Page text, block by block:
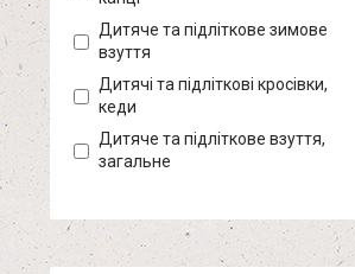
Дитяче та підліткове зимове
взуття
Дитячі та підліткові кросівки,
кеди
Дитяче та підліткове взуття,
загальне